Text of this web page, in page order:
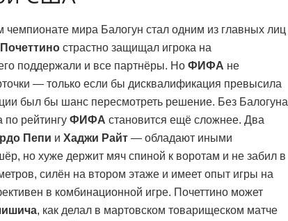
чемпионате мира Балогун стал одним из главных лиц
страстно защищал игрока на
поддержали и все партнёры. Но ФИФА не
— только если бы дисквалификация превысила
был бы шанс пересмотреть решение. Без Балогуна
рейтингу ФИФА становится ещё сложнее. Два
Пепи и Хаджи Райт — обладают иными
но хуже держит мяч спиной к воротам и не забил в
силён на втором этаже и имеет опыт игры на
в комбинационной игре. Почеттино может
, как делал в мартовском товарищеском матче